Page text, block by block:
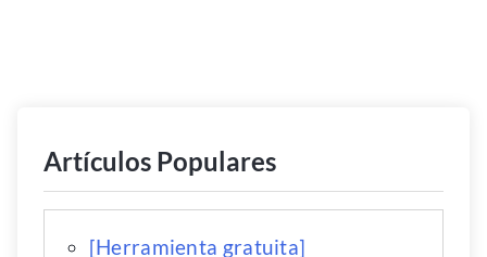
Artículos Populares
[Herramienta gratuita]